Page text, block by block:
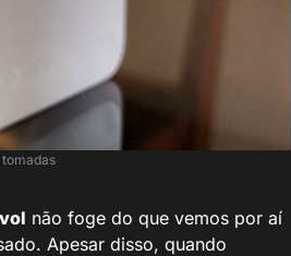
não foge do que vemos por aí
Apesar disso, quando